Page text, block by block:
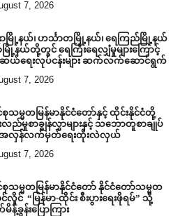
7, 2026
မြို့နယ်၊ ဟင်္သာတမြို့နယ်၊ ရေကြည်မြို့နယ်
မြို့နယ်တို့တွင် ရေကြီးရေလျှံမှုများကြောင့်
ေးလုပ်ငန်းများ ဆက်လက်ဆောင်ရွက်
7, 2026
သမ္မတမြန်မာနိုင်ငံတော်နှင့် ထိုင်းနိုင်ငံတို့
လည်မှုစာချွန်လွှာများနှင့် သဘောတူစာချုပ်
ြန်အလှန်လက်မှတ်ရေးထိုးလဲလှယ်
7, 2026
စုသမ္မတမြန်မာနိုင်ငံတော် နိုင်ငံတော်သမ္မတ
င်လှိုင် “မြန်မာ-ထိုင်း စီးပွားရေးဖိုရမ်” သို့
ခွန်းပြောကြား